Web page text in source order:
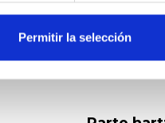
Permitir la selección